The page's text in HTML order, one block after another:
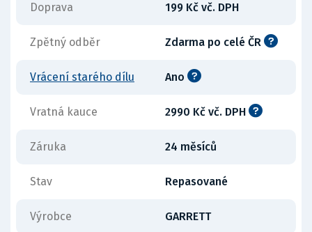
Doprava 199 Kč vč. DPH
Zpětný odběr Zdarma po celé ČR
Vrácení starého dílu Ano
Vratná kauce 2990 Kč vč. DPH
Záruka 24 měsíců
Stav Repasované
Výrobce GARRETT